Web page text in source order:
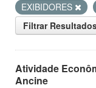
EXIBIDORES
Filtrar
Atividade
Ancine